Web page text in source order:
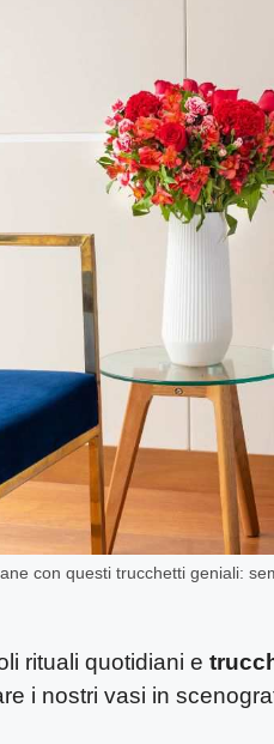
con questi trucchetti geniali:
rituali quotidiani e
i nostri vasi in